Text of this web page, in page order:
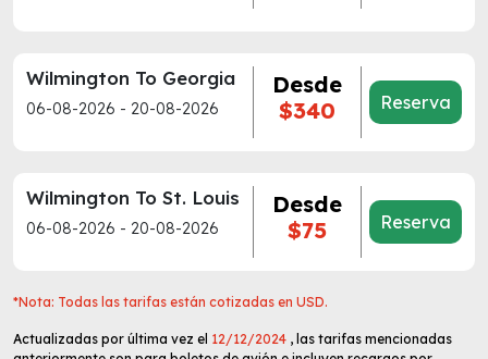
Wilmington To Georgia
06-08-2026 - 20-08-2026
Desde
$340
Reserva
Wilmington To St. Louis
06-08-2026 - 20-08-2026
Desde
$75
Reserva
*Nota: Todas las tarifas están cotizadas en USD.
Actualizadas por última vez el 12/12/2024 , las tarifas mencionadas